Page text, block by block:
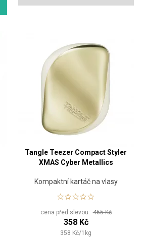
Tangle Teezer Compact Styler
XMAS Cyber Metallics
Kompaktní kartáč na vlasy
cena před slevou:465 Kč
358 Kč
358 Kč/1 kg